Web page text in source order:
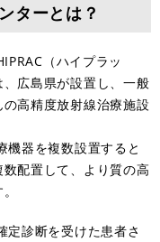
ターとは？
（ハイプラッ
広島県が設置し、一般
高精度放射線治療施設
機器を複数設置すると
配置して、より質の高
定診断を受けた患者さ